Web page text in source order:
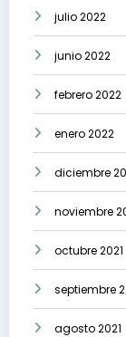
julio 2022
junio 2022
febrero 2022
enero 2022
diciembre
noviembre
octubre 2021
septiembre
agosto 2021